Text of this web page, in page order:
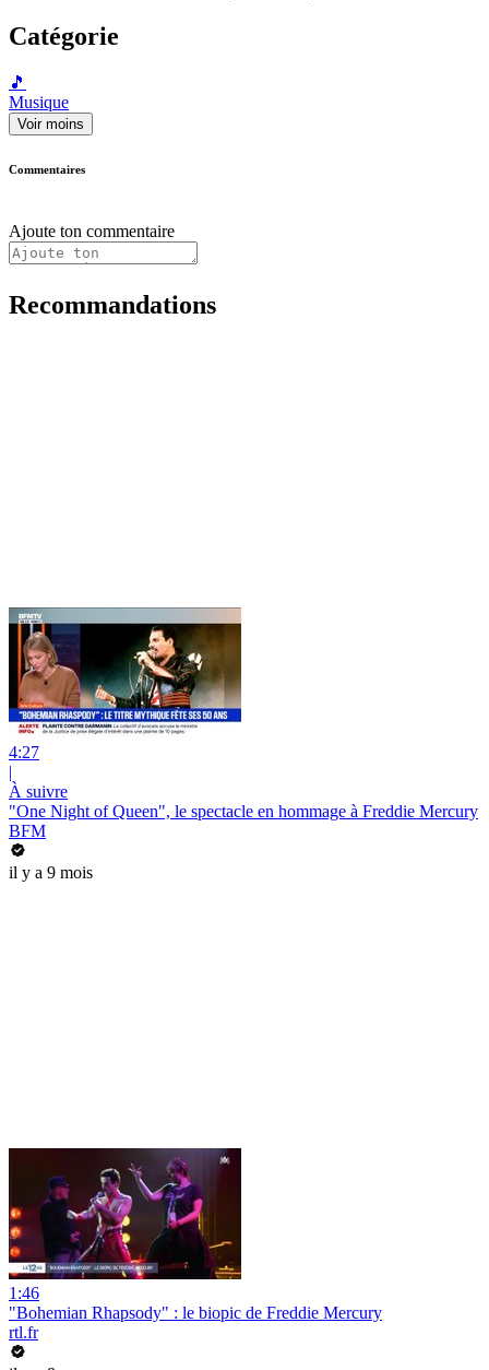
Catégorie
🎵
Musique
Voir moins
Commentaires
Ajoute ton commentaire
Recommandations
4:27
|
À suivre
"One Night of Queen", le spectacle en hommage à Freddie Mercury
BFM
il y a 9 mois
1:46
"Bohemian Rhapsody" : le biopic de Freddie Mercury
rtl.fr